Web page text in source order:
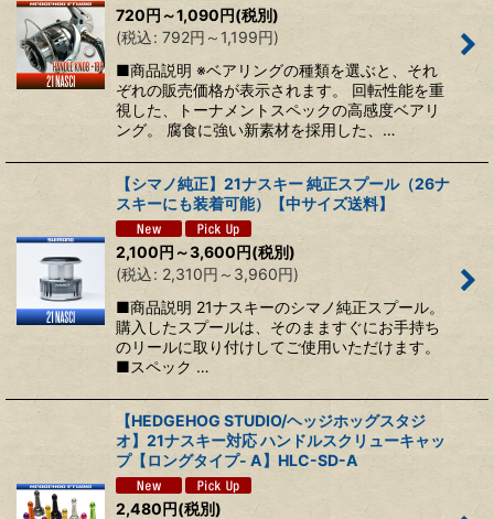
720円 ～1,090円(税別)
(税込: 792円 ～1,199円)
■商品説明 ※ベアリングの種類を選ぶと、それ
ぞれの販売価格が表示されます。 回転性能を重
視した、トーナメントスペックの高感度ベアリ
ング。 腐食に強い新素材を採用した、…
【シマノ純正】21ナスキー 純正スプール（26ナ
スキーにも装着可能）【中サイズ送料】
2,100円 ～3,600円(税別)
(税込: 2,310円 ～3,960円)
■商品説明 21ナスキーのシマノ純正スプール。
購入したスプールは、そのまますぐにお手持ち
のリールに取り付けしてご使用いただけます。
■スペック …
【HEDGEHOG STUDIO/ヘッジホッグスタジ
オ】21ナスキー対応 ハンドルスクリューキャッ
プ【ロングタイプ- A】HLC-SD-A
2,480円(税別)